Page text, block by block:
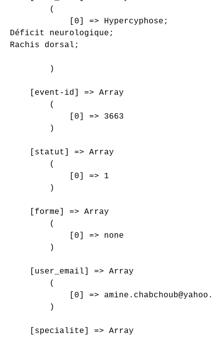
        (
            [0] => Hypercyphose;
Déficit neurologique;
Rachis dorsal;
        )
    [event-id] => Array
        (
            [0] => 3663
        )
    [statut] => Array
        (
            [0] => 1
        )
    [forme] => Array
        (
            [0] => none
        )
    [user_email] => Array
        (
[0] =>
        )
    [specialite] => Array